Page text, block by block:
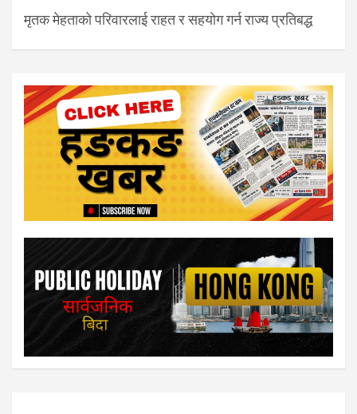
मृतक मेहताको परिवारलाई राहत र सहयोग गर्न राज्य प्रतिबद्ध